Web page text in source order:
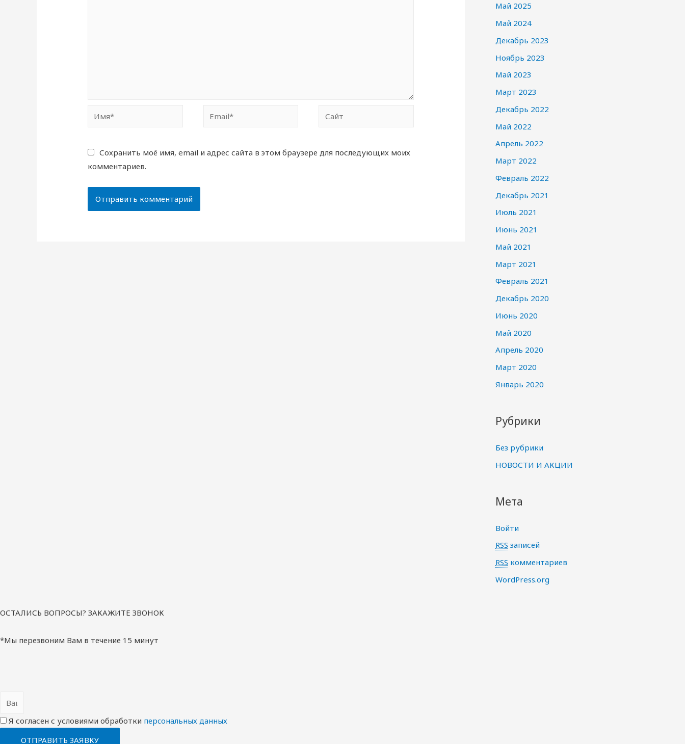
Сохранить моё имя, email и адрес сайта в этом браузере для последующих моих
комментариев.
Май 2025
Май 2024
Декабрь 2023
Ноябрь 2023
Май 2023
Март 2023
Декабрь 2022
Май 2022
Апрель 2022
Март 2022
Февраль 2022
Декабрь 2021
Июль 2021
Июнь 2021
Май 2021
Март 2021
Февраль 2021
Декабрь 2020
Июнь 2020
Май 2020
Апрель 2020
Март 2020
Январь 2020
Рубрики
Без рубрики
НОВОСТИ И АКЦИИ
Мета
Войти
RSS записей
RSS комментариев
WordPress.org
ОСТАЛИСЬ ВОПРОСЫ? ЗАКАЖИТЕ ЗВОНОК
*Мы перезвоним Вам в течение 15 минут
Я согласен с условиями обработки перcональных данных
ОТПРАВИТЬ ЗАЯВКУ